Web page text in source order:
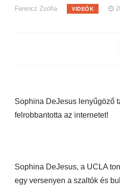
Ferencz Zsófia VIDEÓK
Sophina DeJesus lenyűgöző
felrobbantotta az internetet!
Sophina DeJesus, a UCLA
egy versenyen a szaltók és